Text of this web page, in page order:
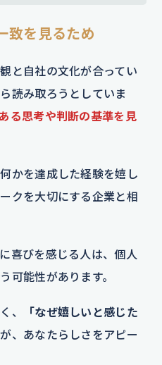
致を見るため
と自社の文化が合ってい
読み取ろうとしていま
る思考や判断の基準を見
かを達成した経験を嬉し
クを大切にする企業と相
喜びを感じる人は、個人
可能性があります。
、
「なぜ嬉しいと感じた
、あなたらしさをアピー